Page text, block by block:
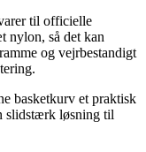
til officielle
nylon, så det kan
og vejrbestandigt
basketkurv et praktisk
slidstærk løsning til